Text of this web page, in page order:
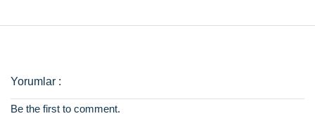
Be the first to comment.